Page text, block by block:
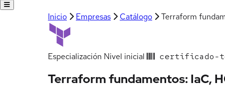
Inicio Empresas Catálogo Terraform
Especialización Nivel inicial certificado-
Terraform fundamentos: IaC,